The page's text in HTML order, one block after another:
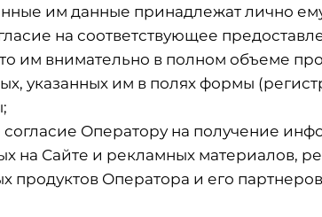
им данные принадлежат лично
на соответствующее
им внимательно в полном объеме
указанных им в полях формы
Оператору на получение
на Сайте и рекламных материалов,
продуктов Оператора и его